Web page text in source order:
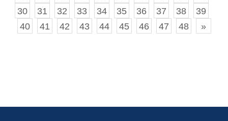
30
31 32 33 34 35 36 37 38
39
40
41 42 43 44 45 46 47 48 »